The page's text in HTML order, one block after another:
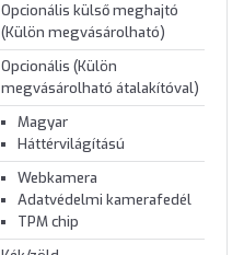
Opcionális külső meghajtó
(Külön megvásárolható)
Opcionális (Külön
megvásárolható átalakítóval)
Magyar
Háttérvilágítású
Webkamera
Adatvédelmi kamerafedél
TPM chip